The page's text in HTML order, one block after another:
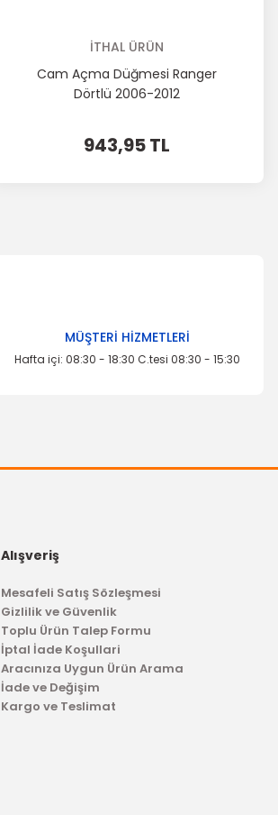
İTHAL ÜRÜN
Cam Açma Düğmesi Ranger
Dörtlü 2006-2012
943,95 TL
MÜŞTERİ HİZMETLERİ
Hafta içi: 08:30 - 18:30 C.tesi 08:30 - 15:30
Alışveriş
Mesafeli Satış Sözleşmesi
Gizlilik ve Güvenlik
Toplu Ürün Talep Formu
İptal İade Koşullari
Aracınıza Uygun Ürün Arama
İade ve Değişim
Kargo ve Teslimat